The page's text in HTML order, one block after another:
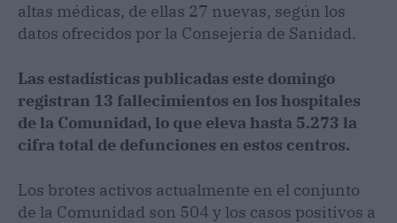
altas médicas, de ellas 27 nuevas, según los
datos ofrecidos por la Consejería de Sanidad.
Las estadísticas publicadas este domingo
registran 13 fallecimientos en los hospitales
de la Comunidad, lo que eleva hasta 5.273 la
cifra total de defunciones en estos centros.
Los brotes activos actualmente en el conjunto
de la Comunidad son 504 y los casos positivos a